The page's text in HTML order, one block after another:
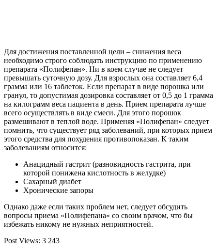
Для достижения поставленной цели – снижения веса
необходимо строго соблюдать инструкцию по применению
препарата «Полифепан». Ни в коем случае не следует
превышать суточную дозу. Для взрослых она составляет 6,4
грамма или 16 таблеток. Если препарат в виде порошка или
гранул, то допустимая дозировка составляет от 0,5 до 1 грамма
на килограмм веса пациента в день. Прием препарата лучше
всего осуществлять в виде смеси. Для этого порошок
размешивают в теплой воде. Применяя «Полифепан» следует
помнить, что существует ряд заболеваний, при которых прием
этого средства для похудения противопоказан. К таким
заболеваниям относится:
Анацидный гастрит (разновидность гастрита, при
которой понижена кислотность в желудке)
Сахарный диабет
Хронические запоры
Однако даже если таких проблем нет, следует обсудить
вопросы приема «Полифепана» со своим врачом, что бы
избежать никому не нужных неприятностей.
Post Views: 3 243